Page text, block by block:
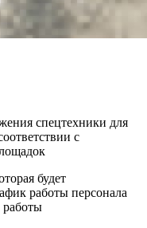
спецтехники для
с
будет
работы персонала
работы